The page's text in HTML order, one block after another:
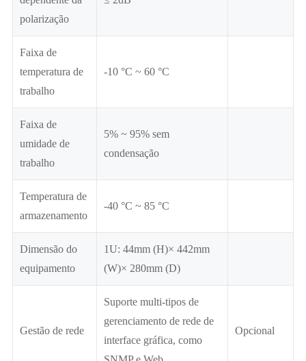
polarização
Faixa de
temperatura de
trabalho
-10 °C ~ 60 °C
Faixa de
umidade de
trabalho
5% ~ 95% sem
condensação
Temperatura de
armazenamento
-40 °C ~ 85 °C
Dimensão do
equipamento
1U: 44mm (H)× 442mm
(W)× 280mm (D)
Gestão de rede
Suporte multi-tipos de
gerenciamento de rede de
interface gráfica, como
Opcional